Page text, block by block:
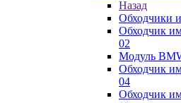
Назад
Обходчики
Обходчик
02
Модуль
Обходчик
04
Обходчик